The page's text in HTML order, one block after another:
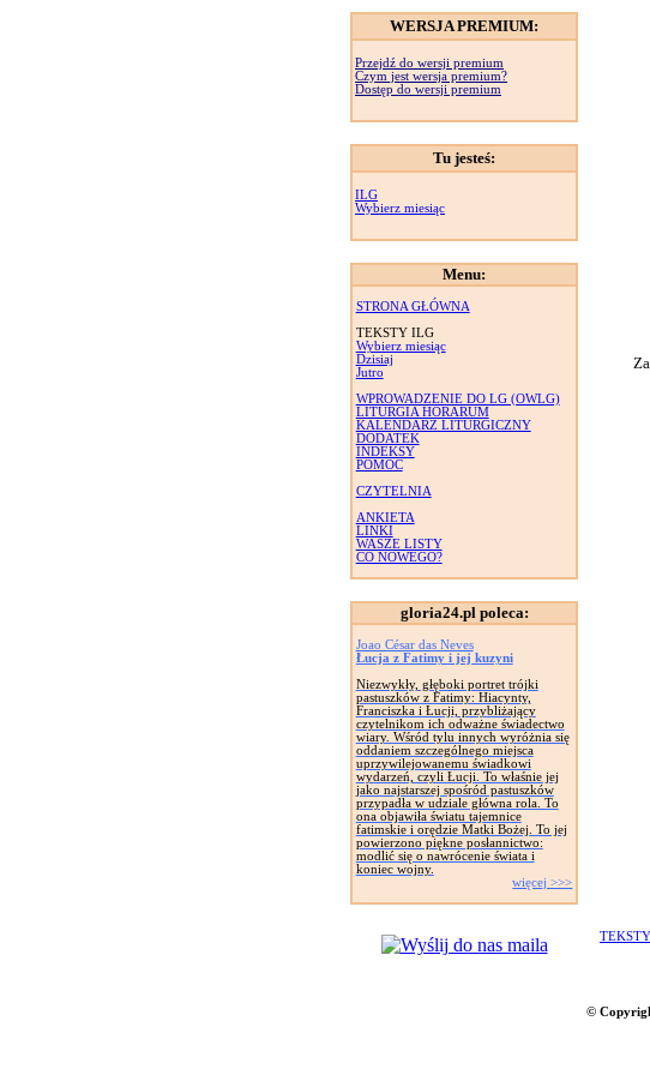
WERSJA PREMIUM:
Przejdź do wersji premium
Czym jest wersja premium?
Dostęp do wersji premium
Tu jesteś:
ILG
Wybierz miesiąc
Menu:
STRONA GŁÓWNA
TEKSTY ILG
Wybierz miesiąc
Dzisiaj
Jutro
WPROWADZENIE DO LG (OWLG)
LITURGIA HORARUM
KALENDARZ LITURGICZNY
DODATEK
INDEKSY
POMOC
CZYTELNIA
ANKIETA
LINKI
WASZE LISTY
CO NOWEGO?
gloria24.pl poleca:
Joao César das Neves
Łucja z Fatimy i jej kuzyni
Niezwykły, głęboki portret trójki
pastuszków z Fatimy: Hiacynty,
Franciszka i Łucji, przybliżający
czytelnikom ich odważne świadectwo
wiary. Wśród tylu innych wyróżnia się
oddaniem szczególnego miejsca
uprzywilejowanemu świadkowi
wydarzeń, czyli Łucji. To właśnie jej
jako najstarszej spośród pastuszków
przypadła w udziale główna rola. To
ona objawiła światu tajemnice
fatimskie i orędzie Matki Bożej. To jej
powierzono piękne posłannictwo:
modlić się o nawrócenie świata i
koniec wojny.
więcej >>>
©